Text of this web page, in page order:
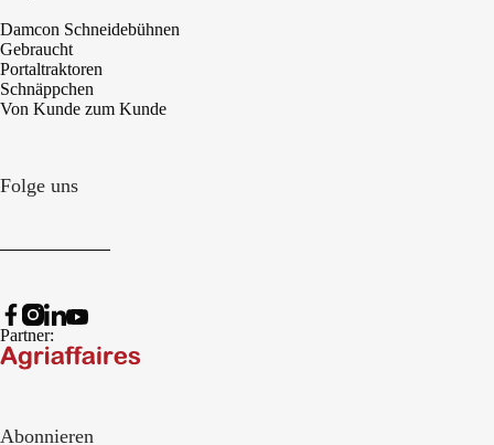
Damcon Schneidebühnen
Gebraucht
Portaltraktoren
Schnäppchen
Von Kunde zum Kunde
Folge uns
Partner:
Abonnieren